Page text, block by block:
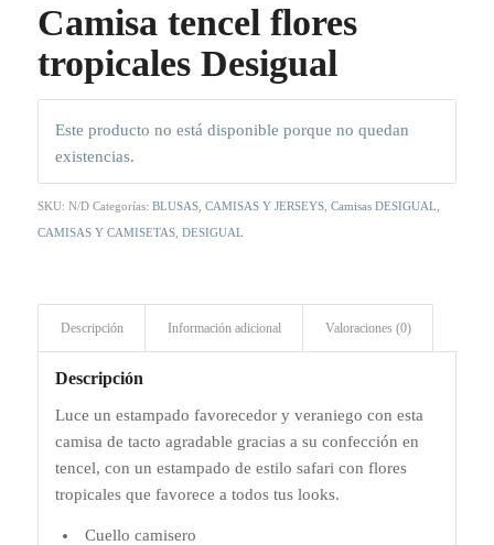
Camisa tencel flores
tropicales Desigual
Este producto no está disponible porque no quedan
existencias.
SKU: N/D Categorías: BLUSAS, CAMISAS Y JERSEYS, Camisas DESIGUAL
CAMISAS Y CAMISETAS, DESIGUAL
Descripción Información adicional Valoraciones (0)
Descripción
Luce un estampado favorecedor y veraniego con esta
camisa de tacto agradable gracias a su confección en
tencel, con un estampado de estilo safari con flores
tropicales que favorece a todos tus looks.
Cuello camisero